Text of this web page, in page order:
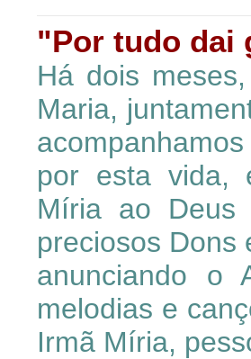
"Por tudo dai
Há dois
Maria,
por esta vida,
Míria ao
preciosos Dons
anunciando
melodias e
Irmã Míria,